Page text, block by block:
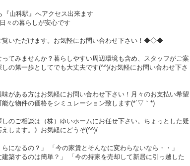
山科駅』へアクセス出来ます
々の暮らしが安心です
いただけます。お気軽にお問い合わせ下さい！◆◇◆
てみませんか？暮らしやすい周辺環境も含め、スタッフがご案
の第一歩としてでも大丈夫です(^^)/お気軽にお問い合わせ下さ
味がある方はお気軽にお問い合わせ下さい！月々のお支払い希望
な物件の価格をシミュレーション致します(*´▽｀*)
しのご相談は（株）ゆいホームにお任せ下さい。ちょっとした疑
します。》お気軽にどうぞ(^^)/
らになるの？」 「今の家賃とそんなに変わらないなら・・」
建築するのは簡単？」 「今の持家を売却して新居に引っ越した